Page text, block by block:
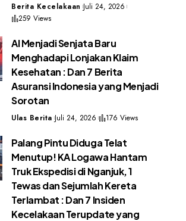
Berita Kecelakaan Juli 24, 2026
259 Views
AI Menjadi Senjata Baru
Menghadapi Lonjakan Klaim
Kesehatan : Dan 7 Berita
Asuransi Indonesia yang Menjadi
Sorotan
Ulas Berita Juli 24, 2026 176 Views
Palang Pintu Diduga Telat
Menutup! KA Logawa Hantam
Truk Ekspedisi di Nganjuk, 1
Tewas dan Sejumlah Kereta
Terlambat : Dan 7 Insiden
Kecelakaan Terupdate yang